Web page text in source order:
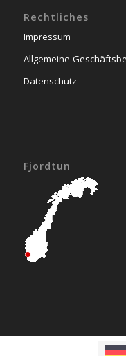
Rechtliches
Impressum
Allgemeine-
Datenschutz
Fjordtun